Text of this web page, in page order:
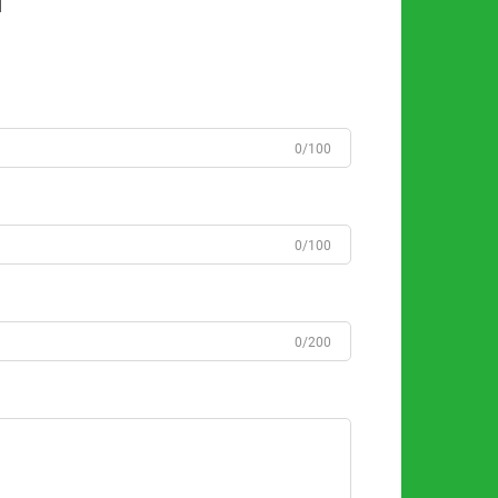
0/100
0/100
0/200